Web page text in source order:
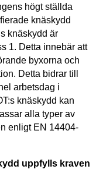
högt ställda
knäskydd
knäskydd är
1. Detta innebär att
byxorna och
Detta bidrar till
arbetsdag i
knäskydd kan
alla typer av
enligt EN 14404-
uppfylls kraven